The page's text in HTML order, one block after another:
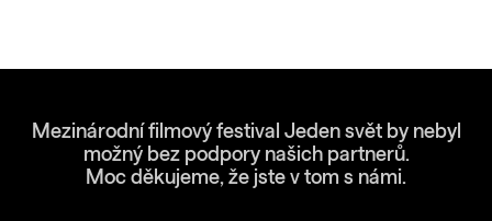
Mezinárodní filmový festival Jeden svět by nebyl
možný bez podpory našich partnerů.
Moc děkujeme, že jste v tom s námi.